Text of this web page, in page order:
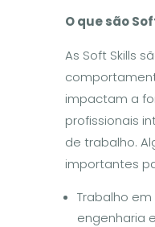
Oque são
As Soft Skills
impactam a
profissionais
de trabalho.
importantes
Trabalho
engenharia